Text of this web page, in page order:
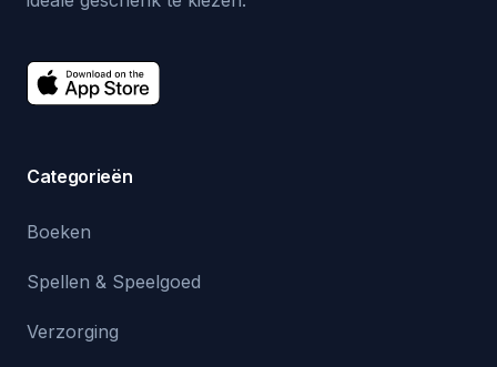
Categorieën
Boeken
Spellen & Speelgoed
Verzorging